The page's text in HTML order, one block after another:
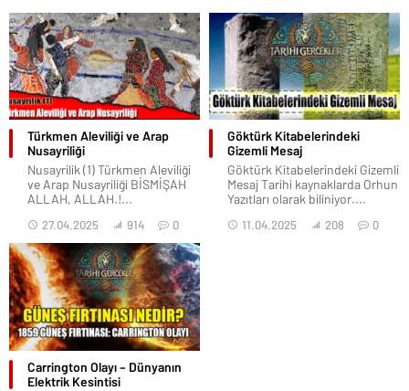
Türkmen Aleviliği ve Arap
Nusayriliği
Nusayrilik (1) Türkmen Aleviliği
ve Arap Nusayriliği BİSMİŞAH
ALLAH, ALLAH.!...
27.04.2025 914 0
Göktürk Kitabelerindeki
Gizemli Mesaj
Göktürk Kitabelerindeki Gizemli
Mesaj Tarihi kaynaklarda Orhun
Yazıtları olarak biliniyor....
11.04.2025 208 0
Carrington Olayı – Dünyanın
Elektrik Kesintisi